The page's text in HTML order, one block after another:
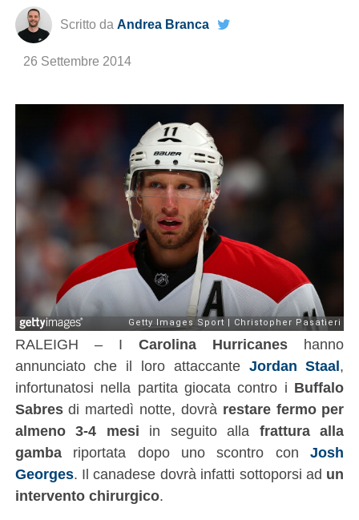
Scritto da Andrea Branca
26 Settembre 2014
RALEIGH – ICarolina Hurricanes hanno
annunciato che il loro attaccante Jordan Staal,
infortunatosi nella partita giocata contro i Buffalo
Sabresdi martedì notte, dovrà restare fermo per
almeno 3-4 mesi in seguito alla frattura alla
gambariportata dopo uno scontro conJosh
Georges. Il canadese dovrà infatti sottoporsi ad un
intervento chirurgico.